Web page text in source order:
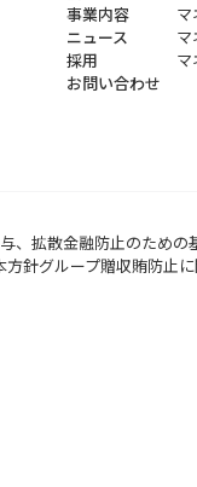
事業内容
ニュース
採用
お問い合わせ
マ
マ
マ
、拡散金融防止のための
方針グループ贈収賄防止